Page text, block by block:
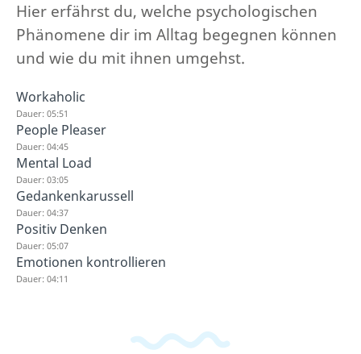
Hier erfährst du, welche psychologischen
Phänomene dir im Alltag begegnen können
und wie du mit ihnen umgehst.
Workaholic
Dauer: 05:51
People Pleaser
Dauer: 04:45
Mental Load
Dauer: 03:05
Gedankenkarussell
Dauer: 04:37
Positiv Denken
Dauer: 05:07
Emotionen kontrollieren
Dauer: 04:11